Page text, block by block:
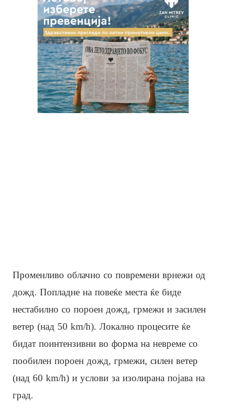
Променливо облачно со повремени врнежи од
дожд. Попладне на повеќе места ќе биде
нестабилно со пороен дожд, грмежи и засилен
ветер (над 50 km/h). Локално процесите ќе
бидат поинтензивни во форма на невреме со
пообилен пороен дожд, грмежи, силен ветер
(над 60 km/h) и услови за изолирана појава на
град.